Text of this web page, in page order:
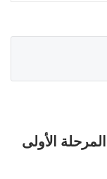
الأولى